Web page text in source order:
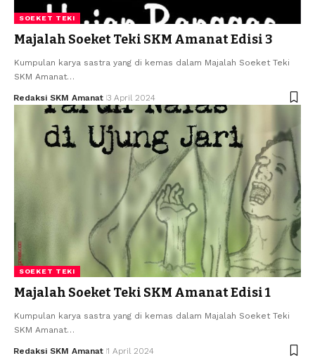
SOEKET TEKI
Majalah Soeket Teki SKM Amanat Edisi 3
Kumpulan karya sastra yang di kemas dalam Majalah Soeket Teki
SKM Amanat…
Redaksi SKM Amanat 3 April 2024
SOEKET TEKI
Majalah Soeket Teki SKM Amanat Edisi 1
Kumpulan karya sastra yang di kemas dalam Majalah Soeket Teki
SKM Amanat…
Redaksi SKM Amanat 1 April 2024